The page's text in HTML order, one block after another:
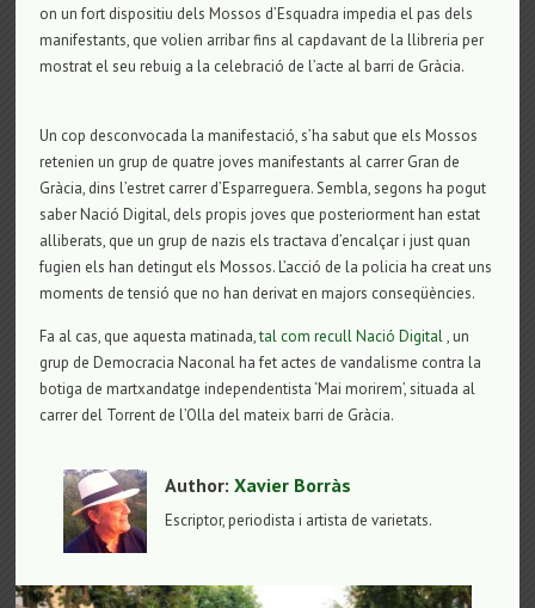
on un fort dispositiu dels Mossos d’Esquadra impedia el pas dels
manifestants, que volien arribar fins al capdavant de la llibreria per
mostrat el seu rebuig a la celebració de l’acte al barri de Gràcia.
Un cop desconvocada la manifestació, s’ha sabut que els Mossos
retenien un grup de quatre joves manifestants al carrer Gran de
Gràcia, dins l’estret carrer d’Esparreguera. Sembla, segons ha pogut
saber Nació Digital, dels propis joves que posteriorment han estat
alliberats, que un grup de nazis els tractava d’encalçar i just quan
fugien els han detingut els Mossos. L’acció de la policia ha creat uns
moments de tensió que no han derivat en majors conseqüències.
Fa al cas, que aquesta matinada,tal com recull Nació Digital, un
grup de Democracia Naconal ha fet actes de vandalisme contra la
botiga de martxandatge independentista ‘Mai morirem’, situada al
carrer del Torrent de l’Olla del mateix barri de Gràcia.
Author:Xavier Borràs
Escriptor, periodista i artista de varietats.